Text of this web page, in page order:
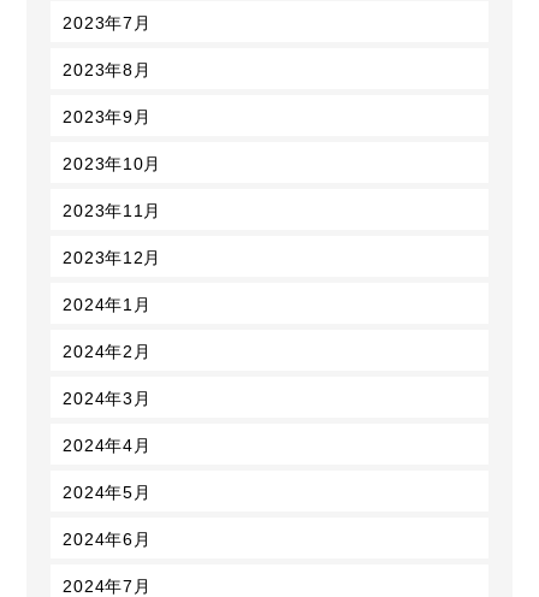
2023年7月
2023年8月
2023年9月
2023年10月
2023年11月
2023年12月
2024年1月
2024年2月
2024年3月
2024年4月
2024年5月
2024年6月
2024年7月